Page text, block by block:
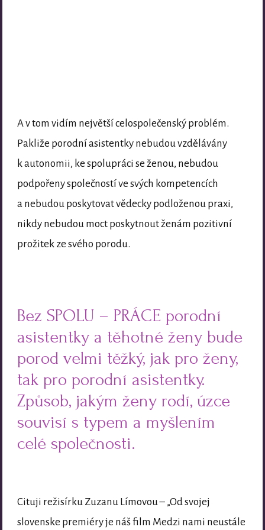
A v tom vidím největší celospolečenský problém.
Pakliže porodní asistentky nebudou vzdělávány
k autonomii, ke spolupráci se ženou, nebudou
podpořeny společností ve svých kompetencích
a nebudou poskytovat vědecky podloženou praxi,
nikdy nebudou moct poskytnout ženám pozitivní
prožitek ze svého porodu.
Bez SPOLU – PRÁCE porodní
asistentky a těhotné ženy bude
porod velmi těžký, jak pro ženy,
tak pro porodní asistentky.
Způsob, jakým ženy rodí, úzce
souvisí s typem a myšlením
celé společnosti.
Cituji režisírku Zuzanu Límovou – „Od svojej
slovenske premiéry je náš film Medzi nami neustále